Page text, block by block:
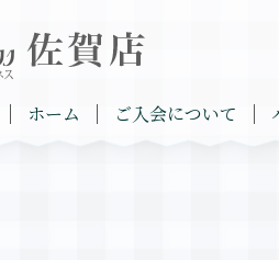
ホーム ご入会について